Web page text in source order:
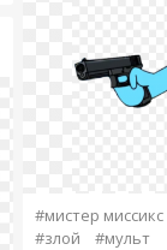
#мистер миссикс
#злой
#мульт